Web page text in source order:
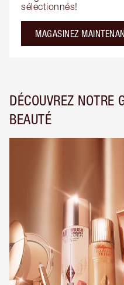
sélectionnés!
MAGASINEZ
DÉCOUVREZ NOTRE
BEAUTÉ